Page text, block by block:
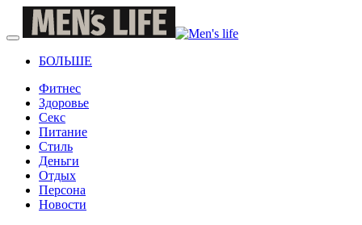
БОЛЬШЕ
Фитнес
Здоровье
Секс
Питание
Стиль
Деньги
Отдых
Персона
Новости